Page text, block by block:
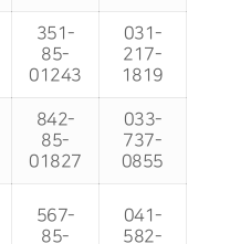
351-
85-
01243
031-
217-
1819
842-
85-
01827
033-
737-
0855
567-
85-
041-
582-